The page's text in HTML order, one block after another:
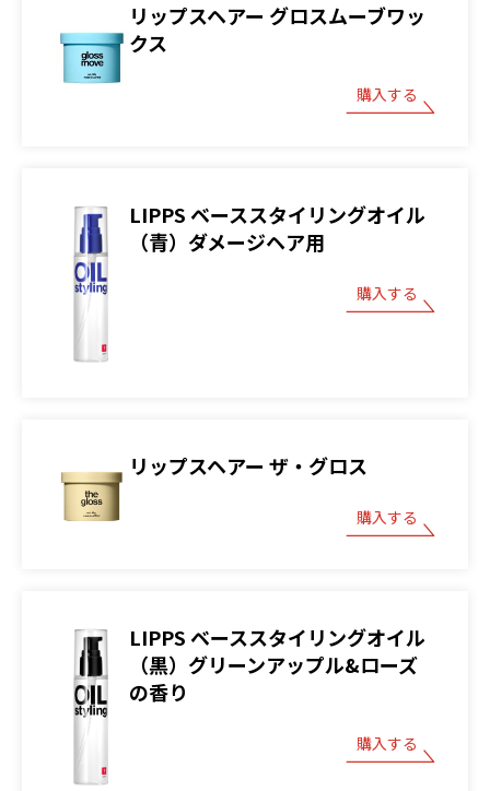
リップスヘアー グロスムーブワッ
クス
購入する
LIPPS ベーススタイリングオイル
（青）ダメージヘア用
購入する
リップスヘアー ザ・グロス
購入する
LIPPS ベーススタイリングオイル
（黒）グリーンアップル&ローズ
の香り
購入する